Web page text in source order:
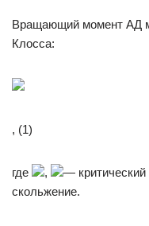
Вращающий момент АД
Клосса:
, (1)
где , — критический
скольжение.